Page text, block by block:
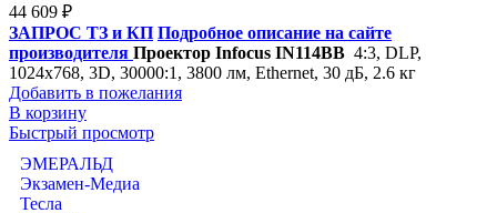
44 609 ₽
ЗАПРОС ТЗ и КП Подробное описание на сайте
производителя Проектор Infocus IN114BB 4:3, DLP,
1024x768, 3D, 30000:1, 3800 лм, Ethernet, 30 дБ, 2.6 кг
Добавить в пожелания
В корзину
Быстрый просмотр
ЭМЕРАЛЬД
Экзамен-Медиа
Тесла